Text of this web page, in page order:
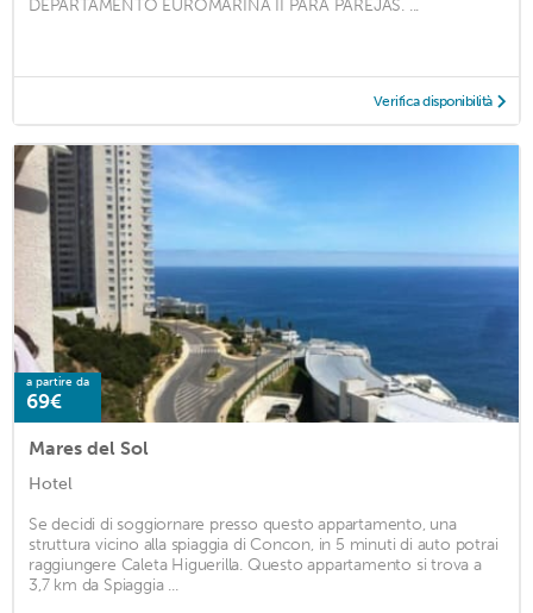
DEPARTAMENTO EUROMARINA II PARA PAREJAS. ...
Verifica disponibilità
a partire da
69€
Mares del Sol
Hotel
Se decidi di soggiornare presso questo appartamento, una
struttura vicino alla spiaggia di Concon, in 5 minuti di auto potrai
raggiungere Caleta Higuerilla. Questo appartamento si trova a
3,7 km da Spiaggia ...